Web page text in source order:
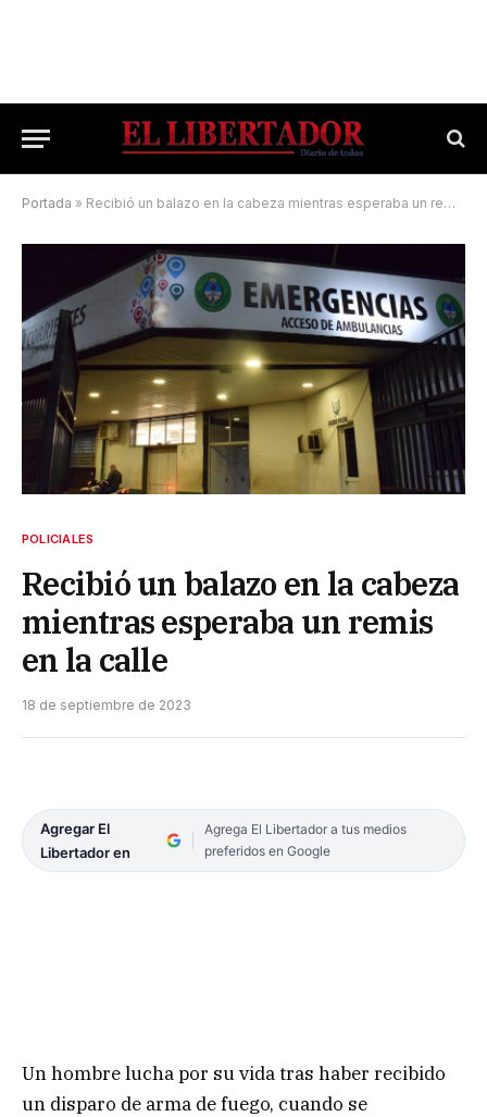
Portada » Recibió un balazo en la cabeza mientras esperaba un remis en la calle
POLICIALES
Recibió un balazo en la cabeza
mientras esperaba un remis
en la calle
18 de septiembre de 2023
Agregar El
Libertador en
Agrega El Libertador a tus medios
preferidos en Google
Un hombre lucha por su vida tras haber recibido
un disparo de arma de fuego, cuando se